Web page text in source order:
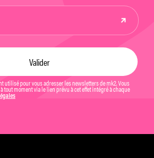
utilisé pour vous adresser les newsletters de mk2. Vous
tout moment via le lien prévu à cet effet intégré à chaque